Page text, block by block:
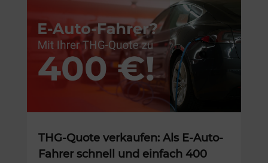
THG-Quote verkaufen: Als E-Auto-
Fahrer schnell und einfach 400